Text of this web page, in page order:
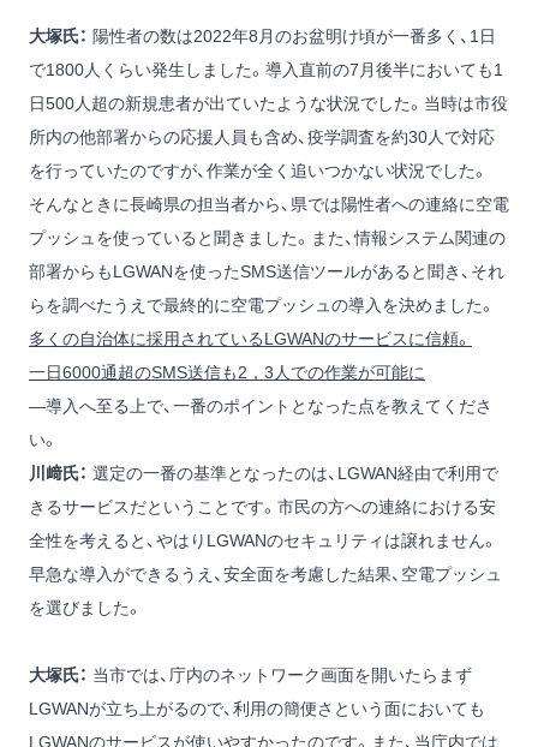
大塚氏： 陽性者の数は2022年8月のお盆明け頃が一番多く、1日
で1800人くらい発生しました。導入直前の7月後半においても1
日500人超の新規患者が出ていたような状況でした。当時は市役
所内の他部署からの応援人員も含め、疫学調査を約30人で対応
を行っていたのですが、作業が全く追いつかない状況でした。
そんなときに長崎県の担当者から、県では陽性者への連絡に空電
プッシュを使っていると聞きました。また、情報システム関連の
部署からもLGWANを使ったSMS送信ツールがあると聞き、それ
らを調べたうえで最終的に空電プッシュの導入を決めました。
多くの自治体に採用されているLGWANのサービスに信頼。
一日6000通超のSMS送信も2，3人での作業が可能に
―導入へ至る上で、一番のポイントとなった点を教えてくださ
い。
川﨑氏： 選定の一番の基準となったのは、LGWAN経由で利用で
きるサービスだということです。市民の方への連絡における安
全性を考えると、やはりLGWANのセキュリティは譲れません。
早急な導入ができるうえ、安全面を考慮した結果、空電プッシュ
を選びました。
大塚氏： 当市では、庁内のネットワーク画面を開いたらまず
LGWANが立ち上がるので、利用の簡便さという面においても
LGWANのサービスが使いやすかったのです。また、当庁内では